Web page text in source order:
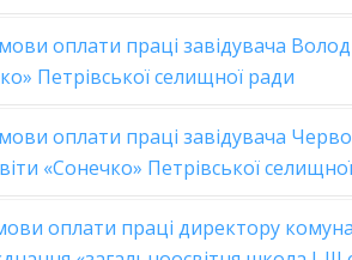
оплати праці завідувача
Петрівської селищної ради
оплати праці завідувача
«Сонечко» Петрівської
оплати праці директору